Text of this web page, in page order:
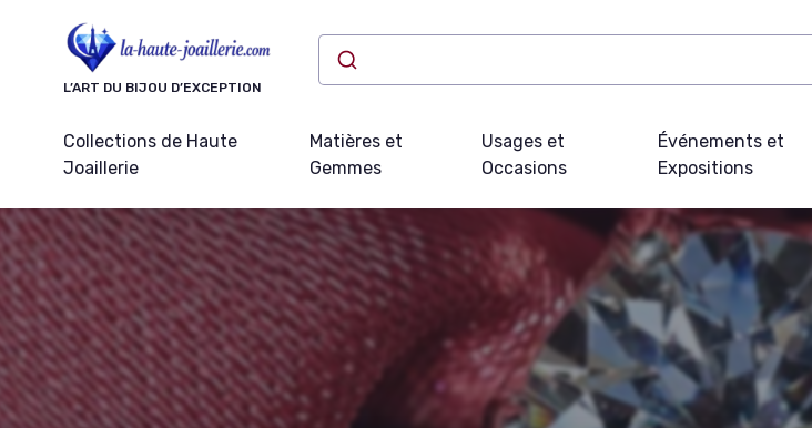
L’ART DU BIJOU D’EXCEPTION
Collections de Haute
Joaillerie
Matières et
Gemmes
Usages et
Occasions
Événements et
Expositions